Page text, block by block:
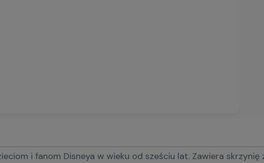
i fanom Disneya w wieku od sześciu lat. Zawiera